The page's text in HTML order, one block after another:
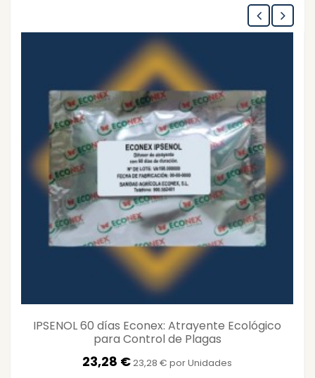
IPSENOL 60 días Econex: Atrayente Ecológico
para Control de Plagas
23,28 €23,28 € por Unidades